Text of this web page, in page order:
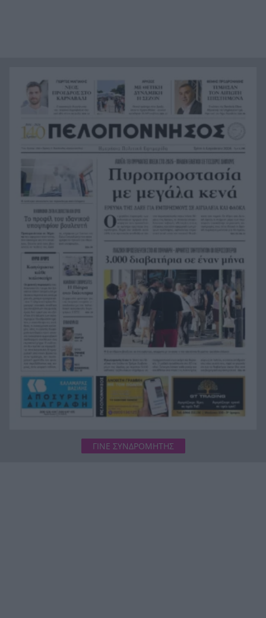
Με τα αδέλφια Ανδρέα και Κωνσταντίνο
Μπιτσάκο η Εθνική ανδρών στους Μεσογειακούς
Πέταξε στα σκουπίδια δελτίο που κέρδιζε ένα
βρήκε!
20:23
H Εθνική Νέων Γυναικών καθάρισε την
Πορτογαλία και πέρασε στους «8» του
20:12
Σοκ στην Πάτρα, βρέθηκε απαγχονισμένος
20:00
Ράγισαν και οι πέτρες στην κηδεία του Φράνκο
Μπαρέζι, χιλιάδες στο τελευταίο αντίο στον
μεγάλο αρχηγό της Μίλαν
ΓΙΝΕ ΣΥΝΔΡΟΜΗΤΗΣ